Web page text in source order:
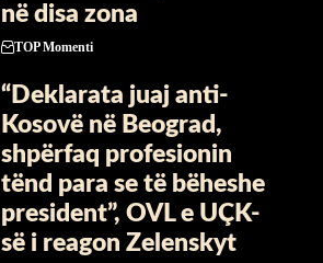
në disa zona
TOP Momenti
“Deklarata juaj anti-
Kosovë në Beograd,
shpërfaq profesionin
tënd para se të bëheshe
president”, OVL e UÇK-
së i reagon Zelenskyt